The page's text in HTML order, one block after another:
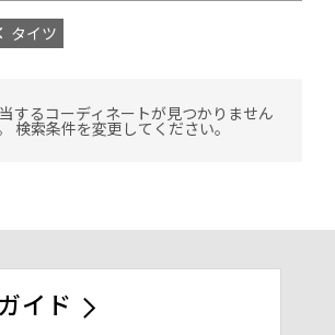
タイツ
するコーディネートが見つかりません
検索条件を変更してください。
イド